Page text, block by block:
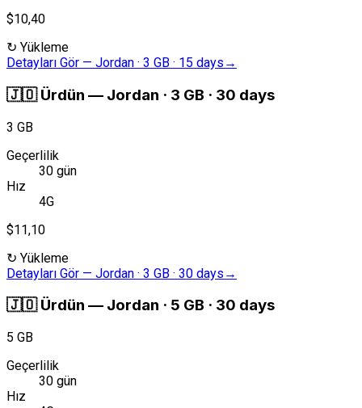
$10,40
↻ Yükleme
Detayları Gör — Jordan · 3 GB · 15 days →
🇯🇴 Ürdün — Jordan · 3 GB · 30 days
3 GB
Geçerlilik
30 gün
Hız
4G
$11,10
↻ Yükleme
Detayları Gör — Jordan · 3 GB · 30 days →
🇯🇴 Ürdün — Jordan · 5 GB · 30 days
5 GB
Geçerlilik
30 gün
Hız